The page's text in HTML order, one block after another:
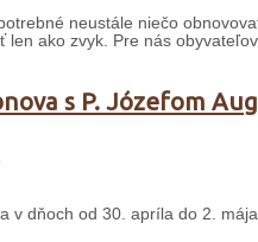
neustále niečo
len ako zvyk. Pre nás
s P. Józefom
v dňoch od 30. apríla do 2.